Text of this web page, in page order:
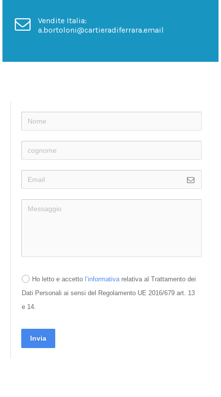
Vendite Italia:
a.bortoloni@cartieradiferrara.email
Ho letto e accetto l’informativa relativa al Trattamento dei
Dati Personali ai sensi del Regolamento UE 2016/679 art. 13
e 14.
Invia